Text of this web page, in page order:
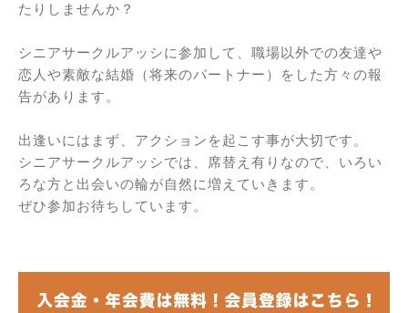
たりしませんか？
シニアサークルアッシに参加して、職場以外での友達や
恋人や素敵な結婚（将来のパートナー）をした方々の報
告があります。
出逢いにはまず、アクションを起こす事が大切です。
シニアサークルアッシでは、席替え有りなので、いろい
ろな方と出会いの輪が自然に増えていきます。
ぜひ参加お待ちしています。